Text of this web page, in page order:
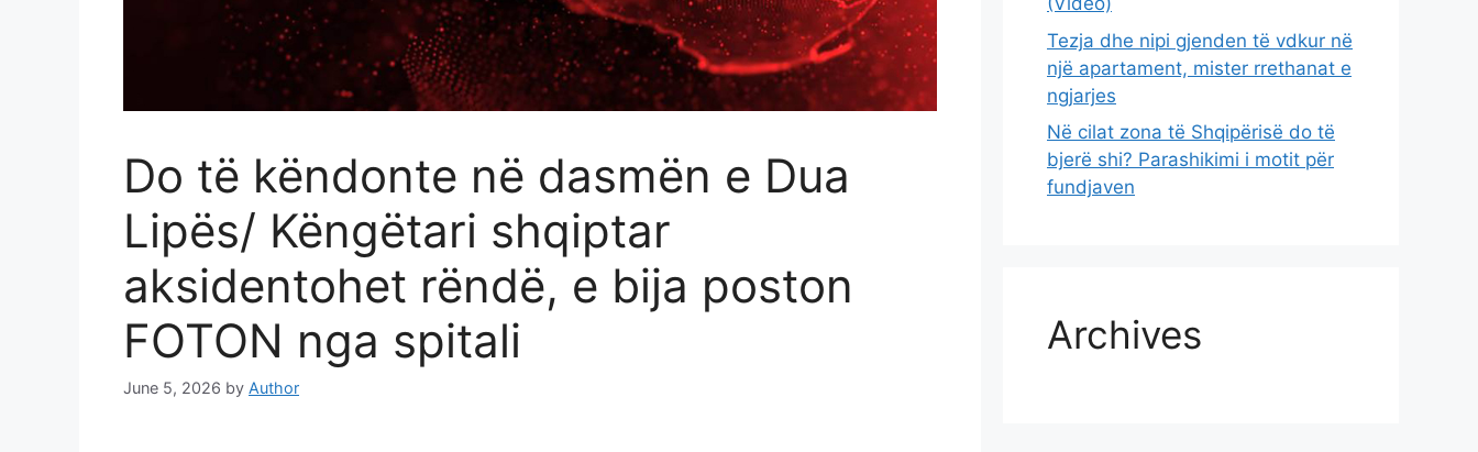
Do të këndonte në dasmën e Dua
Lipës/ Këngëtari shqiptar
aksidentohet rëndë, e bija poston
FOTON nga spitali
June 5, 2026 by Author
Tezja dhe nipi gjenden të vdkur në
një apartament, mister rrethanat e
ngjarjes
Në cilat zona të Shqipërisë do të
bjerë shi? Parashikimi i motit për
fundjaven
Archives